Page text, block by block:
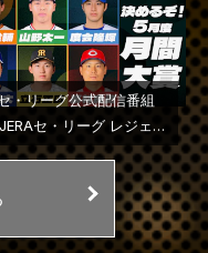
・リーグ公式配信番組
JERAセ・リーグ レジェン
ＩＶＥ』２０２６年第３